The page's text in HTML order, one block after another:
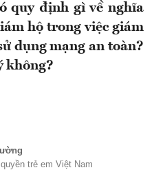
quy định gì về nghĩa
hộ trong việc giám
dụng mạng an toàn?
không?
trẻ em Việt Nam